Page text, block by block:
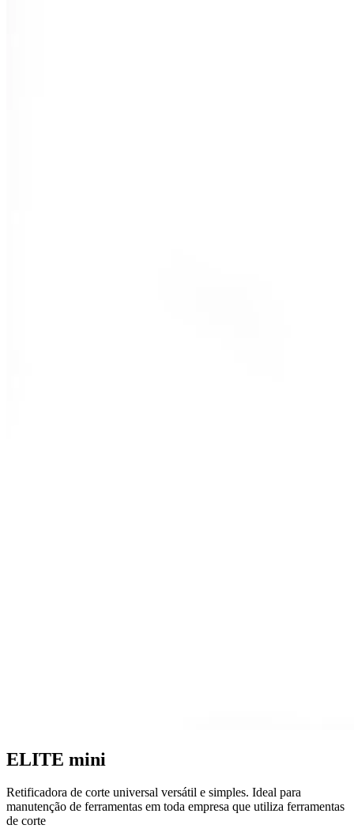
ELITE mini
Retificadora de corte universal versátil e simples. Ideal para
manutenção de ferramentas em toda empresa que utiliza ferramentas
de corte